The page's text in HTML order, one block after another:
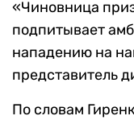
«Чиновница
подпитывает
нападению на
представитель
По словам